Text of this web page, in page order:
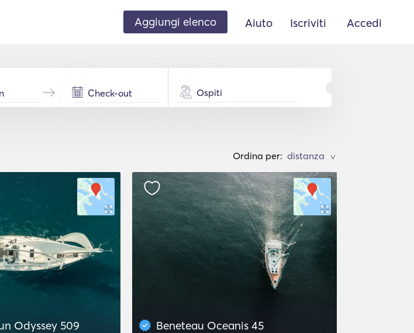
Aggiungi elenco Aiuto Iscriviti Accedi
Ospiti
Ordina per: >
Odyssey 509 Beneteau Oceanis 45